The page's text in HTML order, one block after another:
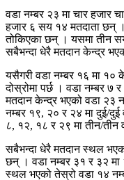
वडा नम्बर २३ मा चार हजार
हजार ६ सय १४ मतदाता छन्
तोकिएका छन् । यसमा तीन
सबैभन्दा धेरै मतदान केन्द्र
यसैगरी वडा नम्बर १६ मा १०
दोस्रोमा पर्छ । वडा नम्बर ७
मतदान केन्द्र भएको वडा २३
नम्बर १९, २० र २४ मा दुई/
८, १२, १८ र २९ मा तीन/तीन
सबैभन्दा धेरै मतदान स्थल
छन् । वडा नम्बर ३१ र ३२
स्थल भएको तेस्रो वडा १४